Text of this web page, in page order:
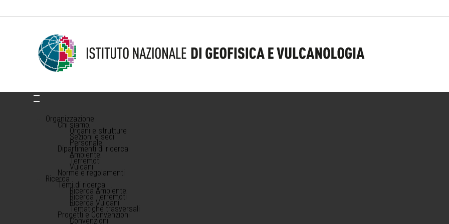
Organizzazione
Chi siamo
Organi e strutture
Sezioni e sedi
Personale
Dipartimenti di ricerca
Ambiente
Terremoti
Vulcani
Norme e regolamenti
Ricerca
Temi di ricerca
Ricerca Ambiente
Ricerca Terremoti
Ricerca Vulcani
Tematiche trasversali
Progetti e Convenzioni
Convenzioni